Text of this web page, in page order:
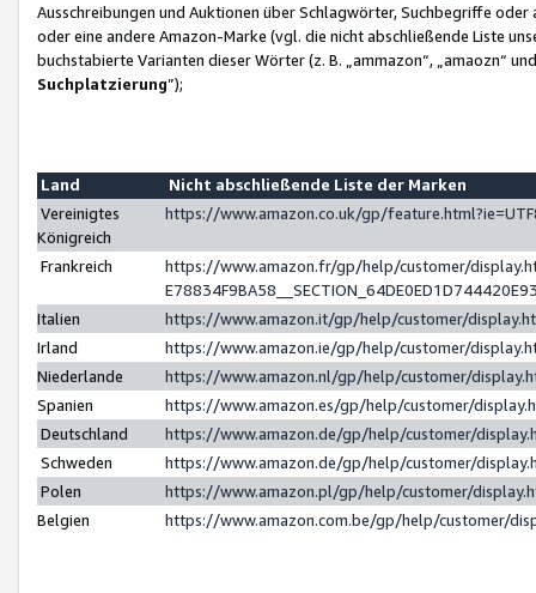
Ausschreibungen und Auktionen über Schlagwörter, Suchbegriffe
oder eine andere Amazon-Marke (vgl. die nicht abschließende Liste
buchstabierte Varianten dieser Wörter (z. B. „ammazon“, „amaozn“
Suchplatzierung”);
Land
Nicht abschließende Liste der Marken
Vereinigtes
Königreich
https://www.amazon.co.uk/gp/
Frankreich
https://www.amazon.fr/gp/help/customer/
Italien
https://www.amazon.it/gp/help/customer/
Irland
https://www.amazon.ie/gp/help/customer/
Niederlande
https://www.amazon.nl/gp/help/customer/
Spanien
https://www.amazon.es/gp/help/customer/
Deutschland
https://www.amazon.de/gp/help/customer/
Schweden
https://www.amazon.de/gp/help/customer/
Polen
https://www.amazon.pl/gp/help/customer/
Belgien
https://www.amazon.com.be/gp/help/customer/